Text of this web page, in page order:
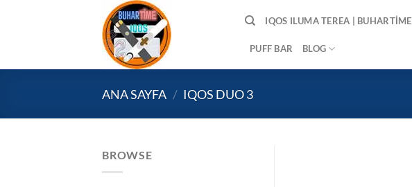
IQOS ILUMA TEREA | BUHARTIME
PUFF BAR BLOG
ANA SAYFA / IQOS DUO 3
BROWSE